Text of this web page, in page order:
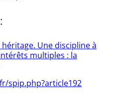
Une discipline à
multiples : la
spip.php?article192